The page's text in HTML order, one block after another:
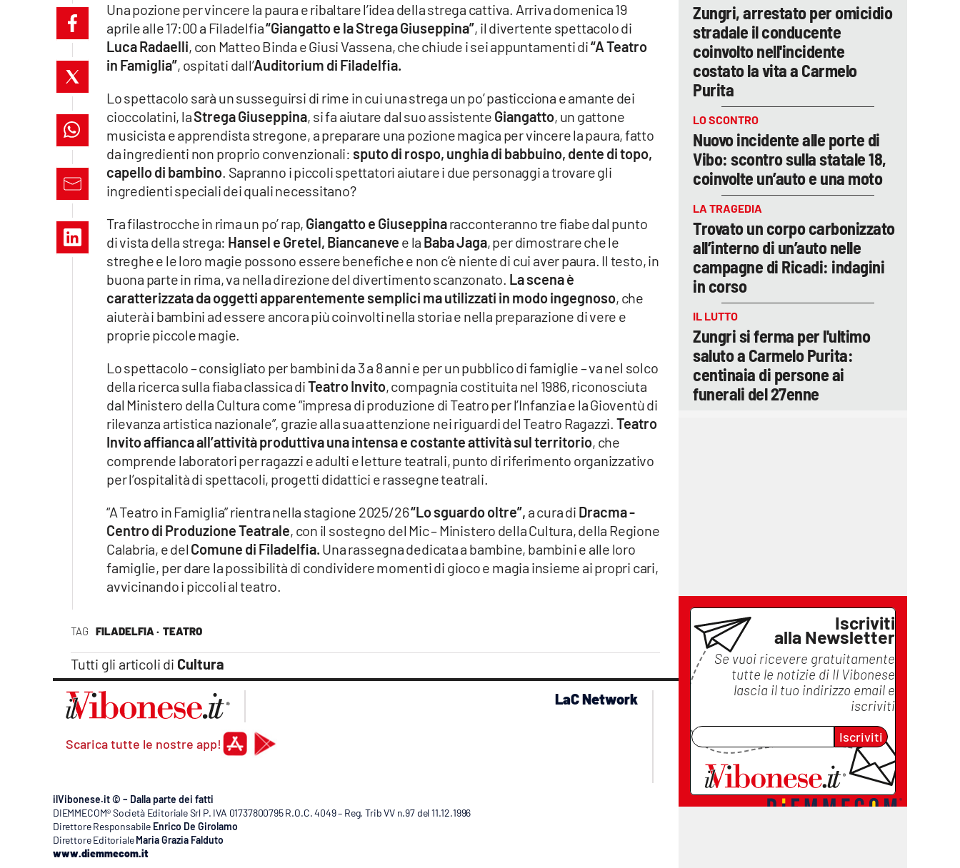
ilvibonese.it
catanzarochannel.it
lacapitalenews.it
Vai
TAG FILADELFIA · TEATRO
Tutti gli articoli di Cultura
Una pozione per vincere la paura e ribaltare l’idea della strega cattiva. Arriva domenica 19
aprile alle 17:00 a Filadelfia“Giangatto e la Strega Giuseppina”, il divertente spettacolo di
Luca Radaelli, con Matteo Binda e Giusi Vassena, che chiude i sei appuntamenti di“A Teatro
in Famiglia”, ospitati dall’Auditorium di Filadelfia.
Lo spettacolo sarà un susseguirsi di rime in cui una strega un po’ pasticciona e amante dei
cioccolatini, laStrega Giuseppina, si fa aiutare dal suo assistente Giangatto, un gattone
musicista e apprendista stregone, a preparare una pozione magica per vincere la paura, fatto
da ingredienti non proprio convenzionali: sputo di rospo, unghia di babbuino, dente di topo,
capello di bambino. Sapranno i piccoli spettatori aiutare i due personaggi a trovare gli
ingredienti speciali dei quali necessitano?
Tra filastrocche in rima un po’ rap, Giangatto e Giuseppinaracconteranno tre fiabe dal punto
di vista della strega: Hansel e Gretel, Biancaneve e la Baba Jaga, per dimostrare che le
streghe e le loro magie possono essere benefiche e non c’è niente di cui aver paura. Il testo, in
buona parte in rima, va nella direzione del divertimento scanzonato. La scena è
caratterizzata da oggetti apparentemente semplici ma utilizzati in modo ingegnoso, che
aiuterà i bambini ad essere ancora più coinvolti nella storia e nella preparazione di vere e
proprie piccole magie.
Lo spettacolo – consigliato per bambini da 3 a 8 anni e per un pubblico di famiglie – va nel solco
della ricerca sulla fiaba classica diTeatro Invito, compagnia costituita nel 1986, riconosciuta
dal Ministero della Cultura come “impresa di produzione di Teatro per l’Infanzia e la Gioventù di
rilevanza artistica nazionale”, grazie alla sua attenzione nei riguardi del Teatro Ragazzi. Teatro
Invito affianca all’attività produttiva una intensa e costante attività sul territorio, che
comprende laboratori per ragazzi e adulti e letture teatrali, punto di riferimento organizzativo
per l’ospitalità di spettacoli, progetti didattici e rassegne teatrali.
“A Teatro in Famiglia” rientra nella stagione 2025/26“Lo sguardo oltre”, a cura di Dracma -
Centro di Produzione Teatrale, con il sostegno del Mic – Ministero della Cultura, della Regione
Calabria, e del Comune di Filadelfia. Una rassegna dedicata a bambine, bambini e alle loro
famiglie, per dare la possibilità di condividere momenti di gioco e magia insieme ai propri cari,
avvicinando i piccoli al teatro.
Zungri, arrestato per omicidio
stradale il conducente
coinvolto nell'incidente
costato la vita a Carmelo
Purita
LO SCONTRO
Nuovo incidente alle porte di
Vibo: scontro sulla statale 18,
coinvolte un’auto e una moto
LA TRAGEDIA
Trovato un corpo carbonizzato
all’interno di un’auto nelle
campagne di Ricadi: indagini
in corso
IL LUTTO
Zungri si ferma per l'ultimo
saluto a Carmelo Purita:
centinaia di persone ai
funerali del 27enne
Iscriviti
alla Newsletter
Se vuoi ricevere gratuitamente
tutte le notizie di Il Vibonese
lascia il tuo indirizzo email e
iscriviti
Iscriviti
Scarica tutte le nostre app!
LaC Network
laconair.it
lacitymag.it
lacapitalenews.it
ilreggino.it
cosenzachannel.it
catanzarochannel.it
ilVibonese.it © – Dalla parte dei fatti
DIEMMECOM® Società Editoriale Srl P. IVA 01737800795 R.O.C. 4049 – Reg. Trib VV n.97 del 11.12.1996
Direttore Responsabile Enrico De Girolamo
Direttore Editoriale Maria Grazia Falduto
www.diemmecom.it